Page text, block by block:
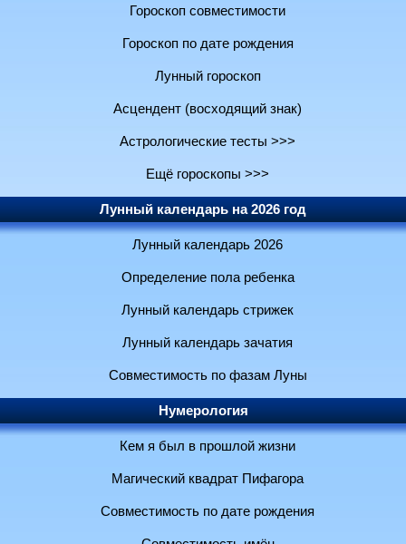
Гороскоп совместимости
Гороскоп по дате рождения
Лунный гороскоп
Асцендент (восходящий знак)
Астрологические тесты >>>
Ещё гороскопы >>>
Лунный календарь на 2026 год
Лунный календарь 2026
Определение пола ребенка
Лунный календарь стрижек
Лунный календарь зачатия
Совместимость по фазам Луны
Нумерология
Кем я был в прошлой жизни
Магический квадрат Пифагора
Совместимость по дате рождения